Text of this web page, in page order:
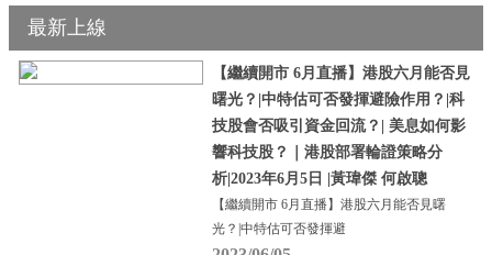
最新上線
【繼續開市 6月直播】港股六月能否見
曙光？|中特估可否發揮避險作用？|科
技股會否吸引資金回流？| 美息如何影
響科技股？｜港股部署輪證策略分
析|2023年6月5日 |黃瑋傑 何啟聰
【繼續開市 6月直播】港股六月能否見曙
光？|中特估可否發揮避